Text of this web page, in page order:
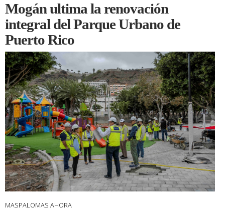
Mogán ultima la renovación
integral del Parque Urbano de
Puerto Rico
MASPALOMAS AHORA